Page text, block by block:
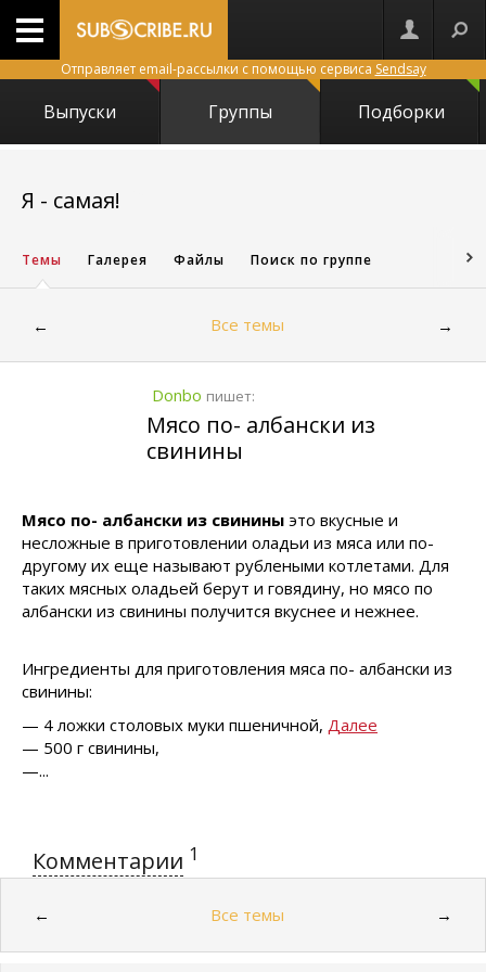
Отправляет email-рассылки с помощью сервиса Sendsay
Выпуски Группы Подборки
Я - самая!
Темы Галерея Файлы Поиск по группе
← Все темы →
Donbo пишет:
Мясо по- албански из
свинины
Мясо по- албански из свинины это вкусные и
несложные в приготовлении оладьи из мяса или по-
другому их еще называют рублеными котлетами. Для
таких мясных оладьей берут и говядину, но мясо по
албански из свинины получится вкуснее и нежнее.
Ингредиенты для приготовления мяса по- албански из
свинины:
— 4 ложки столовых муки пшеничной,
— 500 г свинины,
—...
Далее
Комментарии 1
← Все темы →